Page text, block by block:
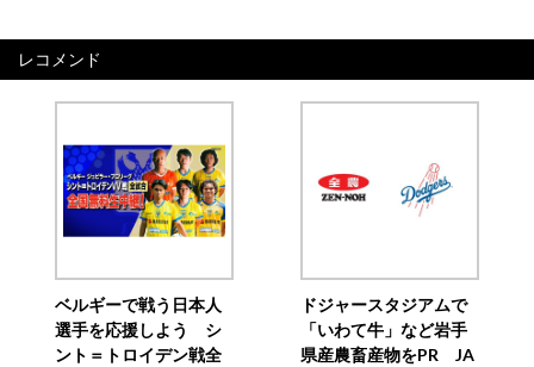
レコメンド
ベルギーで戦う日本人
選手を応援しよう シ
ント＝トロイデン戦全
ドジャースタジアムで
「いわて牛」など岩手
県産農畜産物をPR JA